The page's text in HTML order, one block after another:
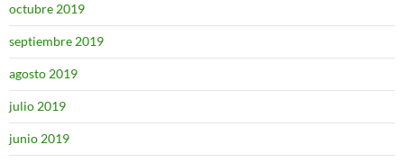
octubre 2019
septiembre 2019
agosto 2019
julio 2019
junio 2019